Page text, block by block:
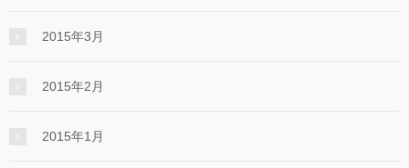
2015年3月
2015年2月
2015年1月